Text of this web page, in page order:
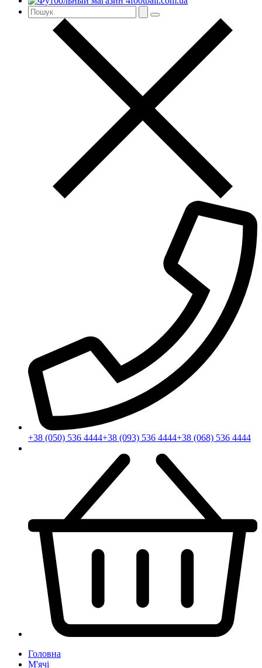
+38 (050) 536 4444+38 (093) 536 4444+38 (068) 536 4444
Головна
М'ячі